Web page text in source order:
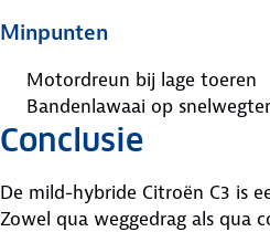
Minpunten
Motordreun bij lage toeren
Bandenlawaai op
Conclusie
De mild-hybride Citroën C3 is
Zowel qua weggedrag als qua